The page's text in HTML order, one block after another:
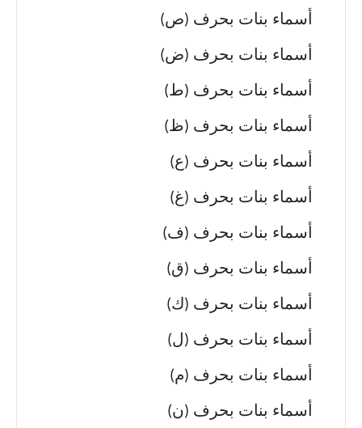
أسماء بنات بحرف (ص)
أسماء بنات بحرف (ض)
أسماء بنات بحرف (ط)
أسماء بنات بحرف (ظ)
أسماء بنات بحرف (ع)
أسماء بنات بحرف (غ)
أسماء بنات بحرف (ف)
أسماء بنات بحرف (ق)
أسماء بنات بحرف (ك)
أسماء بنات بحرف (ل)
أسماء بنات بحرف (م)
أسماء بنات بحرف (ن)